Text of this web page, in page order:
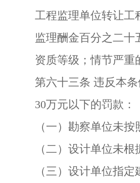
工程监理单位转让工
监理酬金百分之二
资质等级；情节严重
第六十三条 违反本
30万元以下的罚款：
（一）勘察单位未
（二）设计单位未
（三）设计单位指